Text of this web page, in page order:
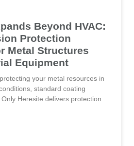
Beyond HVAC:
Protection
Metal Structures
Equipment
your metal resources in
standard coating
Heresite delivers protection